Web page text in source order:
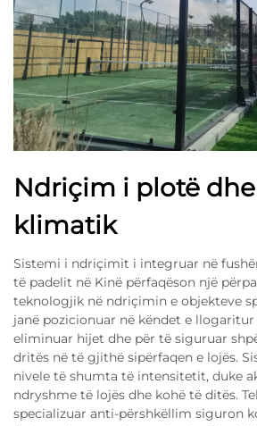
Ndriçim i plotë
klimatik
Sistemi i ndriçimit i integruar në
të padelit në Kinë përfaqëson një
teknologjik në ndriçimin e objekteve
janë pozicionuar në këndet e
eliminuar hijet dhe për të siguruar
dritës në të gjithë sipërfaqen e lojës.
nivele të shumta të intensitetit, duke
ndryshme të lojës dhe kohë të ditës.
specializuar anti-përshkëllim siguron